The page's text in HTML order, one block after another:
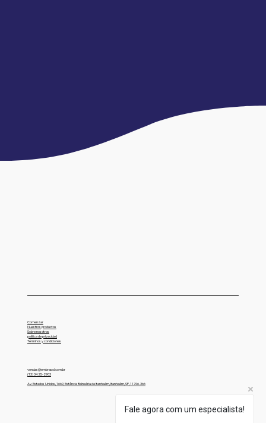
Technology Solutions
vendas@embrasol.com.br
(13) 3425-2903
Av. Estados Unidos, 1669, Estância Balneária de Itanhaém, Itanhaém, SP, 11746-366
Comenzar
Nuestros productos
Sobre nosotros
política de privacidad
Términos y condiciones
Fale agora com um especialista!